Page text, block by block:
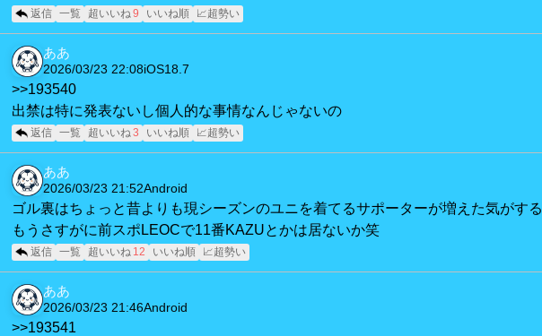
返信 一覧 超いいね 9 いいね順 📈超勢い
ああ
2026/03/23 22:08iOS18.7
>>193540
出禁は特に発表ないし個人的な事情なんじゃないの
返信 一覧 超いいね 3 いいね順 📈超勢い
ああ
2026/03/23 21:52Android
ゴル裏はちょっと昔よりも現シーズンのユニを着てるサポーターが増えた気がする
もうさすがに前スポLEOCで11番KAZUとかは居ないか笑
返信 一覧 超いいね 12 いいね順 📈超勢い
ああ
2026/03/23 21:46Android
>>193541